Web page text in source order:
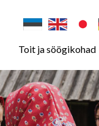
Toit ja söögikohad